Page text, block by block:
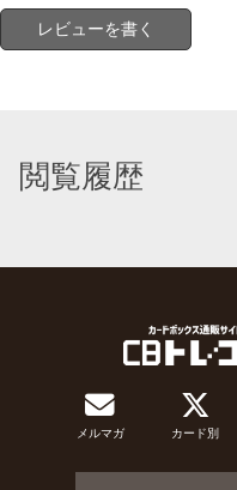
レビューを書く
閲覧履歴
メルマガ カード別